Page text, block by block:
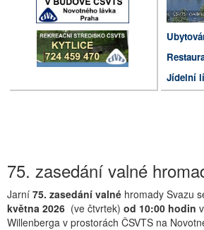
Jídelní
75. zasedání valné
Jarní 75. zasedání valné hromady Svazu
května 2026 (ve čtvrtek) od 10:00 hodin
Willenberga v prostorách ČSVTS na